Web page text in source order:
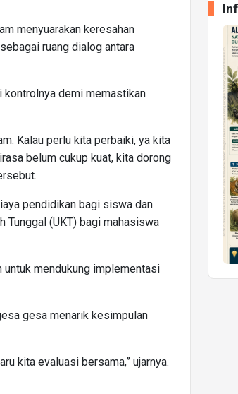
menyuarakan keresahan
ruang dialog antara
kontrolnya demi memastikan
Kalau perlu kita perbaiki, ya kita
belum cukup kuat, kita dorong
pendidikan bagi siswa dan
Tunggal (UKT) bagi mahasiswa
untuk mendukung implementasi
gesa menarik kesimpulan
kita evaluasi bersama,” ujarnya.